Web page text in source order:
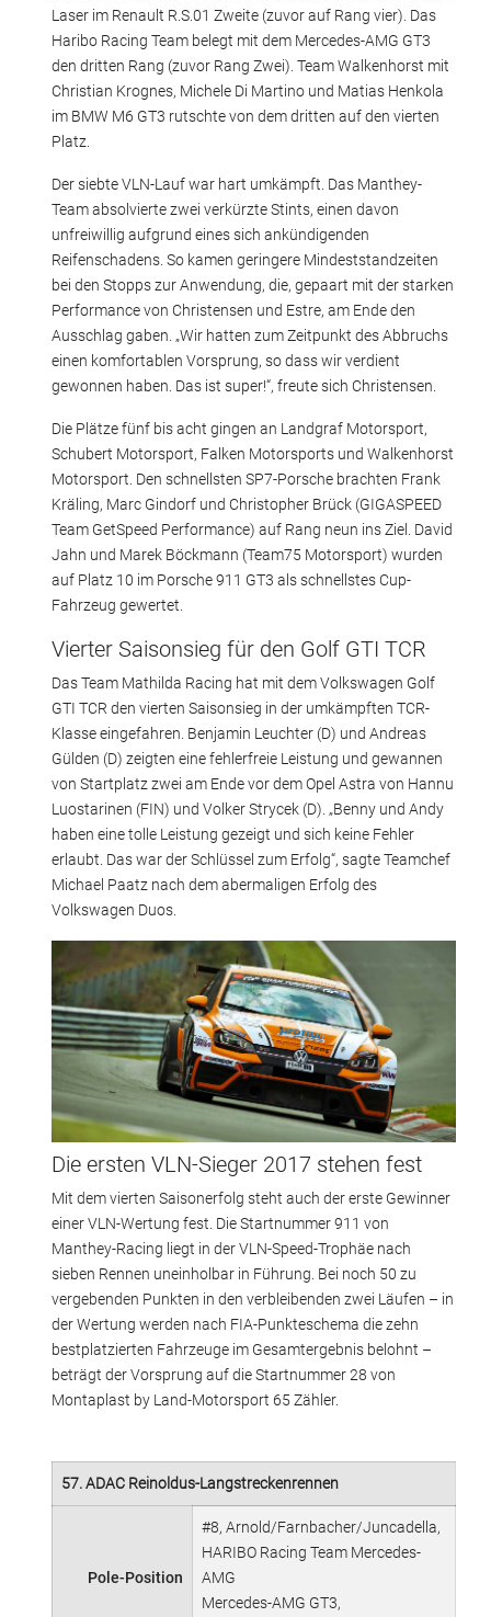
Laser im Renault R.S.01 Zweite (zuvor auf Rang vier). Das
Haribo Racing Team belegt mit dem Mercedes-AMG GT3
den dritten Rang (zuvor Rang Zwei). Team Walkenhorst mit
Christian Krognes, Michele Di Martino und Matias Henkola
im BMW M6 GT3 rutschte von dem dritten auf den vierten
Platz.
Der siebte VLN-Lauf war hart umkämpft. Das Manthey-
Team absolvierte zwei verkürzte Stints, einen davon
unfreiwillig aufgrund eines sich ankündigenden
Reifenschadens. So kamen geringere Mindeststandzeiten
bei den Stopps zur Anwendung, die, gepaart mit der starken
Performance von Christensen und Estre, am Ende den
Ausschlag gaben. „Wir hatten zum Zeitpunkt des Abbruchs
einen komfortablen Vorsprung, so dass wir verdient
gewonnen haben. Das ist super!“, freute sich Christensen.
Die Plätze fünf bis acht gingen an Landgraf Motorsport,
Schubert Motorsport, Falken Motorsports und Walkenhorst
Motorsport. Den schnellsten SP7-Porsche brachten Frank
Kräling, Marc Gindorf und Christopher Brück (GIGASPEED
Team GetSpeed Performance) auf Rang neun ins Ziel. David
Jahn und Marek Böckmann (Team75 Motorsport) wurden
auf Platz 10 im Porsche 911 GT3 als schnellstes Cup-
Fahrzeug gewertet.
Vierter Saisonsieg für den Golf GTI TCR
Das Team Mathilda Racing hat mit dem Volkswagen Golf
GTI TCR den vierten Saisonsieg in der umkämpften TCR-
Klasse eingefahren. Benjamin Leuchter (D) und Andreas
Gülden (D) zeigten eine fehlerfreie Leistung und gewannen
von Startplatz zwei am Ende vor dem Opel Astra von Hannu
Luostarinen (FIN) und Volker Strycek (D). „Benny und Andy
haben eine tolle Leistung gezeigt und sich keine Fehler
erlaubt. Das war der Schlüssel zum Erfolg“, sagte Teamchef
Michael Paatz nach dem abermaligen Erfolg des
Volkswagen Duos.
Die ersten VLN-Sieger 2017 stehen fest
Mit dem vierten Saisonerfolg steht auch der erste Gewinner
einer VLN-Wertung fest. Die Startnummer 911 von
Manthey-Racing liegt in der VLN-Speed-Trophäe nach
sieben Rennen uneinholbar in Führung. Bei noch 50 zu
vergebenden Punkten in den verbleibenden zwei Läufen – in
der Wertung werden nach FIA-Punkteschema die zehn
bestplatzierten Fahrzeuge im Gesamtergebnis belohnt –
beträgt der Vorsprung auf die Startnummer 28 von
Montaplast by Land-Motorsport 65 Zähler.
57. ADAC Reinoldus-Langstreckenrennen
Pole-Position
#8, Arnold/Farnbacher/Juncadella,
HARIBO Racing Team Mercedes-
AMG
Mercedes-AMG GT3,